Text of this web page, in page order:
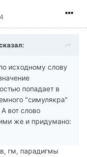
исходному слову
попадает в
"симулякра"
вот слово
же и придумано:
гм, парадигмы